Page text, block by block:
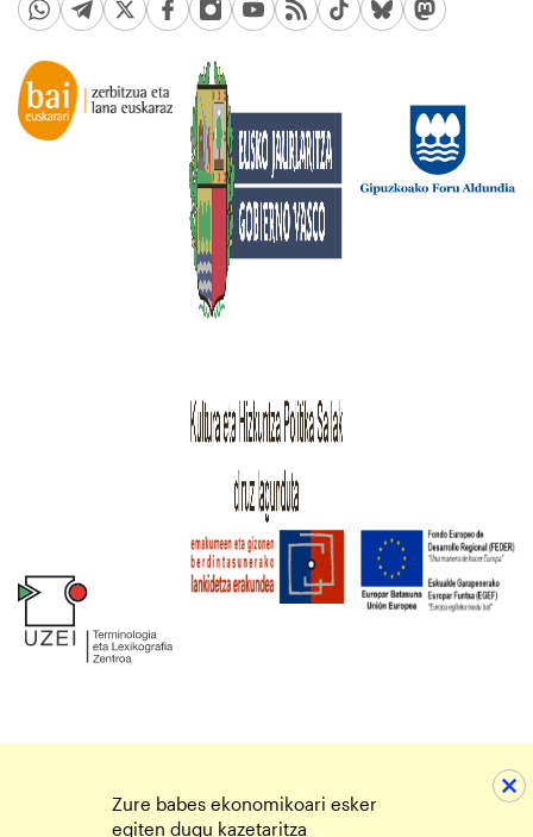
Zure babes ekonomikoari esker
egiten dugu kazetaritza